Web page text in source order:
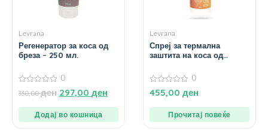
Levrana
Регенератор за коса од
бреза – 250 мл.
0
од
0
330,00ден 297,00 ден
Додај во кошница
Levrana
Спреј за термална
заштита на коса од
мл.
0
од
0
455,00 ден
Прочитај повеќе